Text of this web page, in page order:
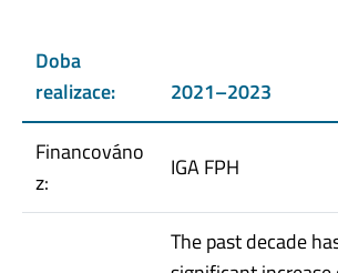
Doba
realizace:
2021–2023
Financováno
z:
IGA FPH
The past decade